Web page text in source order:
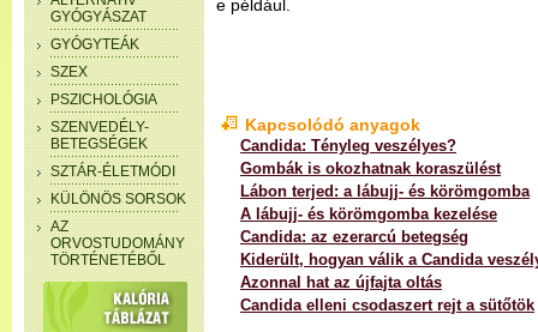
GYÓGYÁSZAT
GYÓGYTEÁK
SZEX
PSZICHOLÓGIA
SZENVEDÉLY-
BETEGSÉGEK
SZTÁR-ÉLETMÓDI
KÜLÖNÖS SORSOK
AZ
ORVOSTUDOMÁNY
TÖRTÉNETÉBŐL
e például.
Kapcsolódó anyagok
Candida: Tényleg veszélyes?
Gombák is okozhatnak koraszülést
Lábon terjed: a lábujj- és körömgomba
A lábujj- és körömgomba kezelése
Candida: az ezerarcú betegség
Kiderült, hogyan válik a Candida
Azonnal hat az újfajta oltás
Candida elleni csodaszert rejt a sütőtök